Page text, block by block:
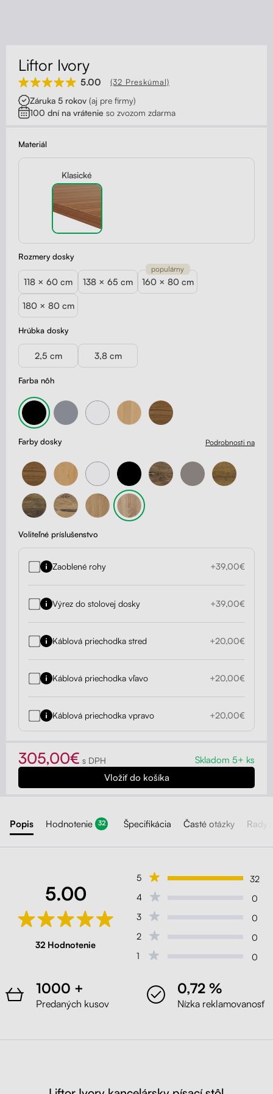
Stojany na monitor - Riser
Skrinky so zásuvkami a zásuvky
Akustické paravány
Opierky
Liftor Ivory
5.00 (32 Preskúmal)
Záruka 5 rokov (aj pre firmy)
100 dní na vrátenie so zvozom zdarma
Materiál
Klasické
Farba nôh
Hrúbka dosky
2,5 cm 3,8 cm
Rozmery dosky
118 × 60 cm 138 × 65 cm 160 × 80 cm
populárny
180 × 80 cm
Farby dosky Podrobnosti na
Voliteľné príslušenstvo
Zaoblené rohy +39,00€
Výrez do stolovej dosky +39,00€
Káblová priechodka stred +20,00€
Káblová priechodka vľavo +20,00€
Káblová priechodka vpravo +20,00€
305,00€ s DPH Skladom 5+ ks
Popis Hodnotenie 32 Špecifikácia Časté otázky Rady
5.00
32 Hodnotenie
5
32
4
0
3
0
2
0
1
0
1000 +
Predaných kusov
0,72 %
Nízka reklamovanosť